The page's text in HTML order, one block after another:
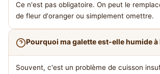
Ce n'est pas obligatoire. On peut le
de fleur d'oranger ou simplement omettre.
Pourquoi ma galette est-elle humide
Souvent, c'est un problème de cuisson